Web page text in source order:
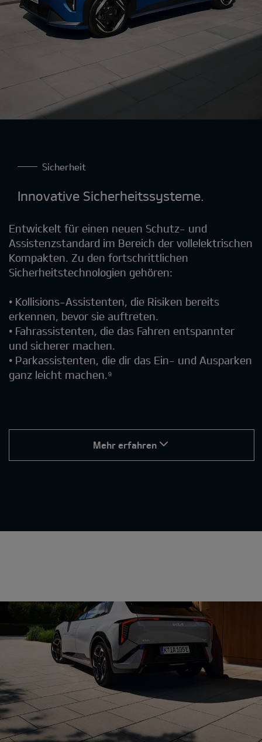
Sicherheit
Innovative Sicherheitssysteme.
Entwickelt für einen neuen Schutz- und
Assistenzstandard im Bereich der vollelektrischen
Kompakten. Zu den fortschrittlichen
Sicherheitstechnologien gehören:
• Kollisions-Assistenten, die Risiken bereits
erkennen, bevor sie auftreten.
• Fahrassistenten, die das Fahren entspannter
und sicherer machen.
• Parkassistenten, die dir das Ein- und Ausparken
ganz leicht machen.⁹
Mehr erfahren
Fahrassistenten
Parkassistenten